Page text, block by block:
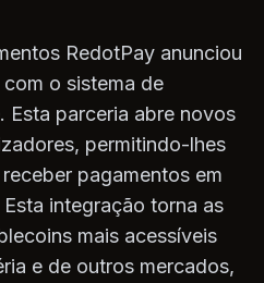
RedotPay anunciou
o sistema de
Esta parceria abre novos
permitindo-lhes
pagamentos em
integração torna as
mais acessíveis
e de outros mercados,